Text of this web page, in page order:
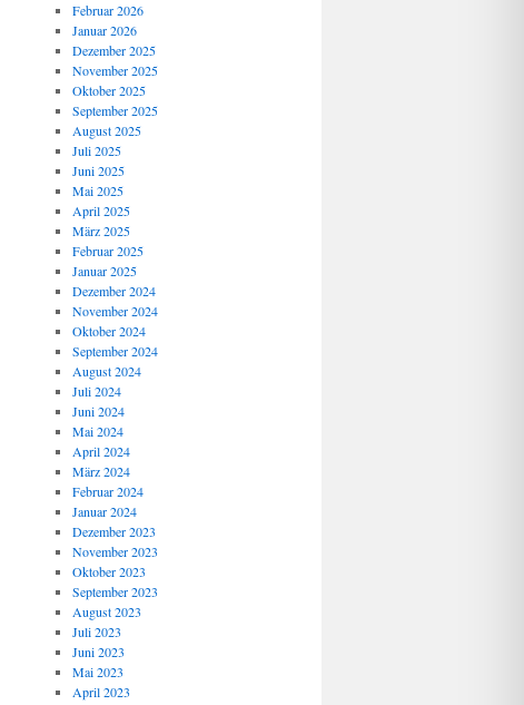
Februar 2026
Januar 2026
Dezember 2025
November 2025
Oktober 2025
September 2025
August 2025
Juli 2025
Juni 2025
Mai 2025
April 2025
März 2025
Februar 2025
Januar 2025
Dezember 2024
November 2024
Oktober 2024
September 2024
August 2024
Juli 2024
Juni 2024
Mai 2024
April 2024
März 2024
Februar 2024
Januar 2024
Dezember 2023
November 2023
Oktober 2023
September 2023
August 2023
Juli 2023
Juni 2023
Mai 2023
April 2023